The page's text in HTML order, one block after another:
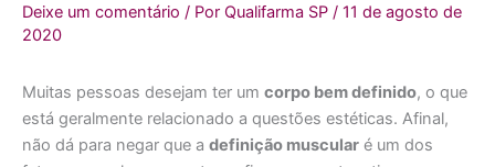
Deixe um comentário / Por Qualifarma SP / 11 de agosto de
2020
Muitas pessoas desejam ter um corpo bem definido, o que
está geralmente relacionado a questões estéticas. Afinal,
não dá para negar que a definição muscular é um dos